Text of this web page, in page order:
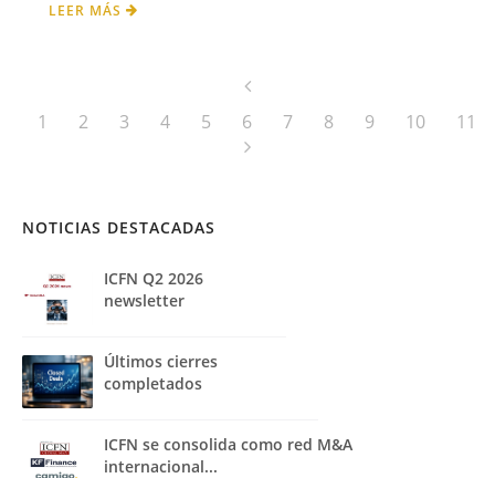
LEER MÁS
1 2 3 4 5 6 7 8 9 10 11
NOTICIAS DESTACADAS
ICFN Q2 2026
newsletter
Últimos cierres
completados
ICFN se consolida como red M&A
internacional...